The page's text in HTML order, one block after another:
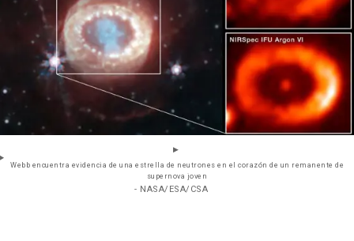
Webb encuentra evidencia de una estrella de neutrones en el corazón de un remanente de
supernova joven
- NASA/ESA/CSA